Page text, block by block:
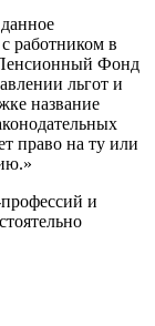
работником в
Пенсионный Фонд
льгот и
название
право на ту или
и